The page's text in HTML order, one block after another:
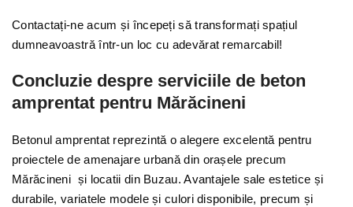
Contactați-ne acum și începeți să transformați spațiul
dumneavoastră într-un loc cu adevărat remarcabil!
Concluzie despre serviciile de beton
amprentat pentru Mărăcineni
Betonul amprentat reprezintă o alegere excelentă pentru
proiectele de amenajare urbană din orașele precum
Mărăcineni și locatii din Buzau. Avantajele sale estetice și
durabile, variatele modele și culori disponibile, precum și